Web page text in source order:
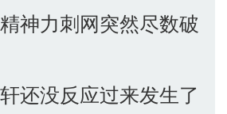
神力刺网突然尽数破
还没反应过来发生了